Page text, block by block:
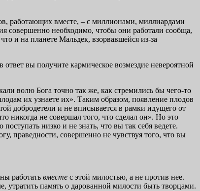
работающих вместе, – с миллионами, миллиардами
совершенно необходимо, чтобы они работали сообща,
и на планете Мальдек, взорвавшейся из-за
вы получите кармическое возмездие невероятной
волю Бога точно так же, как стремились бы чего-то
их узнаете их». Таким образом, появление плодов
добродетели и не вписывается в рамки идущего от
никогда не совершал того, что сделал он». Но это
низко и не знать, что вы так себя ведете.
праведности, совершенно не чувствуя того, что вы
работать вместе с этой милостью, а не против нее.
память о дарованной милости быть творцами.